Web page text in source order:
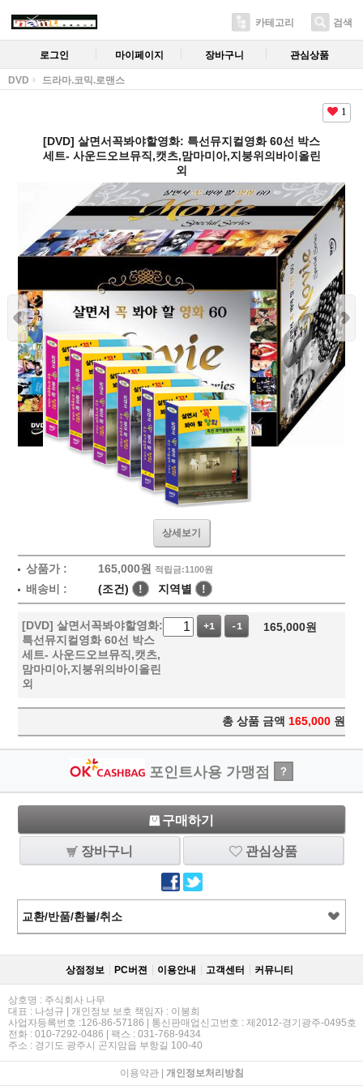
카테고리 검색
로그인 마이페이지 장바구니 관심상품
DVD 드라마.코믹.로맨스
1
[DVD] 살면서꼭봐야할영화: 특선뮤지컬영화 60선 박스
세트- 사운드오브뮤직,캣츠,맘마미아,지붕위의바이올린
외
상세보기
상품가 : 165,000원 적립금:1100원
배송비 : (조건) ! 지역별 !
[DVD] 살면서꼭봐야할영화:
특선뮤지컬영화 60선 박스
세트- 사운드오브뮤직,캣츠,
맘마미아,지붕위의바이올린
외
+1 -1 165,000원
총 상품 금액 165,000 원
포인트사용 가맹점 ?
구매하기
장바구니 관심상품
교환/반품/환불/취소
상점정보 PC버젼 이용안내 고객센터 커뮤니티
상호명 : 주식회사 나무
대표 : 나성규 | 개인정보 보호 책임자 : 이봉희
사업자등록번호 :126-86-57186 | 통신판매업신고번호 : 제2012-경기광주-0495호
전화 : 010-7292-0486 | 팩스 : 031-768-9434
주소 : 경기도 광주시 곤지암읍 부항길 100-40
이용약관| 개인정보처리방침